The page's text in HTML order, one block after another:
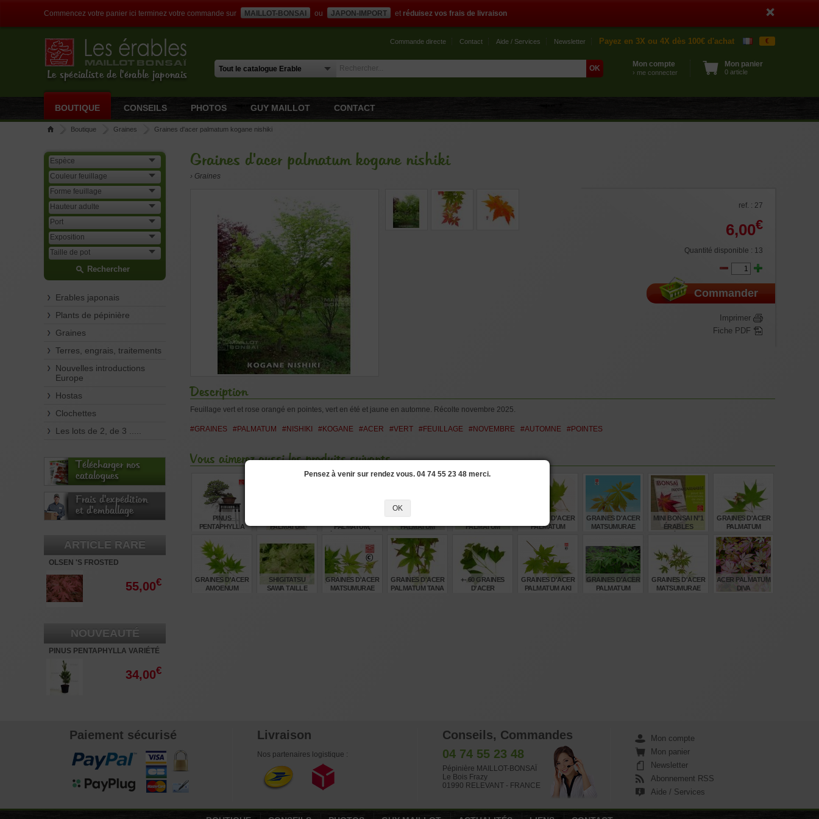
Commencez votre panier ici terminez votre commande sur MAILLOT-BONSAI ou JAPON-IMPORT et réduisez vos frais de livraison
Le spécialiste de l'érable japonais
Commande directe Contact Aide / Services Newsletter Payez en 3X ou 4X dès 100€ d'achat €
Mon compte
› me connecter
Mon panier
0 article
BOUTIQUE CONSEILS PHOTOS GUY MAILLOT CONTACT
Boutique Graines Graines d'acer palmatum kogane nishiki
Rechercher
Erables japonais
Plants de pépinière
Graines
Terres, engrais, traitements
Nouvelles introductions
Europe
Hostas
Clochettes
Les lots de 2, de 3 .....
Télécharger nos
catalogues
Frais d'expédition
et d'emballage
ARTICLE RARE
OLSEN 'S FROSTED
55,00€
NOUVEAUTÉ
PINUS PENTAPHYLLA VARIÉTÉ
"RYU JU" POT 3 LITRES
34,00€
Graines d'acer palmatum kogane nishiki
› Graines
ref. : 27
6,00€
Quantité disponible : 13
Commander
Imprimer
Fiche PDF
Description
Feuillage vert et rose orangé en pointes, vert en été et jaune en automne. Récolte novembre 2025.
#GRAINES #PALMATUM #NISHIKI #KOGANE #ACER #VERT #FEUILLAGE #NOVEMBRE #AUTOMNE #POINTES
Vous aimerez aussi les produits suivants
PINUS
PENTAPHYLLA
REF:21020259
2.140,00€
PALMATUM
8,00 €
PALMATUM,
4,00€
GRAINES D'ACER
PALMATUM
YATSUBUSA
8,00€
PALMATUM
GRAINES
8,00 €
GRAINES D'ACER
PALMATUM
MOMIJI
6,00€
GRAINES D'ACER
MATSUMURAE
6,00€
MINI BONSAI N°1
ÉRABLES
26,00€
GRAINES D'ACER
PALMATUM
6,00€
GRAINES D'ACER
AMOENUM
SHIGITATSU
SAWA TAILLE
GRAINES D'ACER
MATSUMURAE
GRAINES D'ACER
PALMATUM TANA
+- 60 GRAINES
D'ACER
GRAINES D'ACER
PALMATUM AKI
GRAINES D'ACER
PALMATUM
GRAINES D'ACER
MATSUMURAE
ACER PALMATUM
DIVA
Paiement sécurisé Livraison
Nos partenaires logistique :
Conseils, Commandes
04 74 55 23 48
Pépinière MAILLOT-BONSAÏ
Le Bois Frazy
01990 RELEVANT - FRANCE
Mon compte
Mon panier
Newsletter
Abonnement RSS
Aide / Services
Pensez à venir sur rendez vous. 04 74 55 23 48 merci.
OK